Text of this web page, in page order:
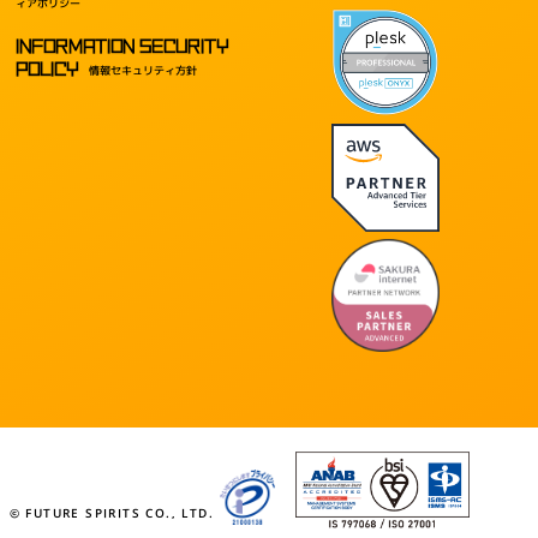
INFORMATION SECURITY
POLICY
情報セキュリティ方針
© FUTURE SPIRITS CO., LTD.